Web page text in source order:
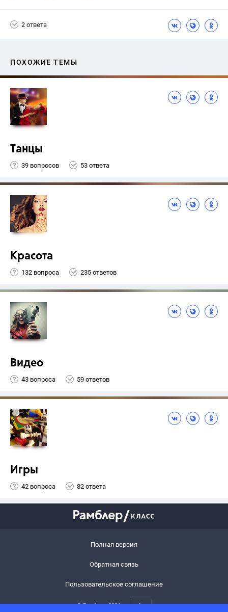
2 ответа
ПОХОЖИЕ ТЕМЫ
Танцы
39 вопросов 53 ответа
Красота
132 вопроса 235 ответов
Видео
43 вопроса 59 ответов
Игры
42 вопроса 82 ответа
Полная версия
Обратная связь
Пользовательское соглашение
© Рамблер,2026 6+